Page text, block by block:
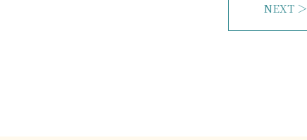
NEXT ＞